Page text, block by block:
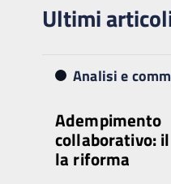
Ultimi
Analisi e
Adempimento
collaborativo:
la riforma